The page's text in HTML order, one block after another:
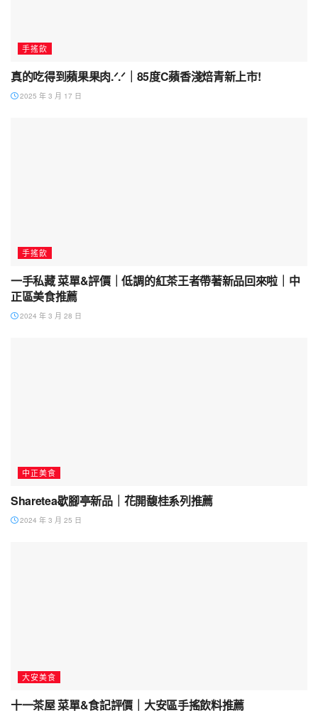
手搖飲
真的吃得到蘋果果肉.ᐟ.ᐟ｜85度C蘋香淺焙青新上市!
2025 年 3 月 17 日
手搖飲
一手私藏 菜單&評價｜低調的紅茶王者帶著新品回來啦｜中
正區美食推薦
2024 年 3 月 28 日
中正美食
Sharetea歇腳亭新品｜花開馥桂系列推薦
2024 年 3 月 25 日
大安美食
十一茶屋 菜單&食記評價｜大安區手搖飲料推薦